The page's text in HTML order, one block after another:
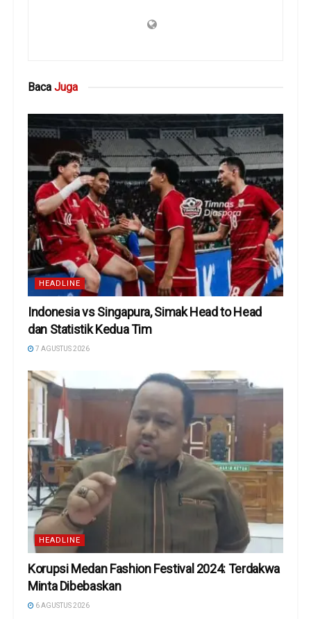
Baca Juga
HEADLINE
Indonesia vs Singapura, Simak Head to Head
dan Statistik Kedua Tim
7 AGUSTUS 2026
HEADLINE
Korupsi Medan Fashion Festival 2024: Terdakwa
Minta Dibebaskan
6 AGUSTUS 2026